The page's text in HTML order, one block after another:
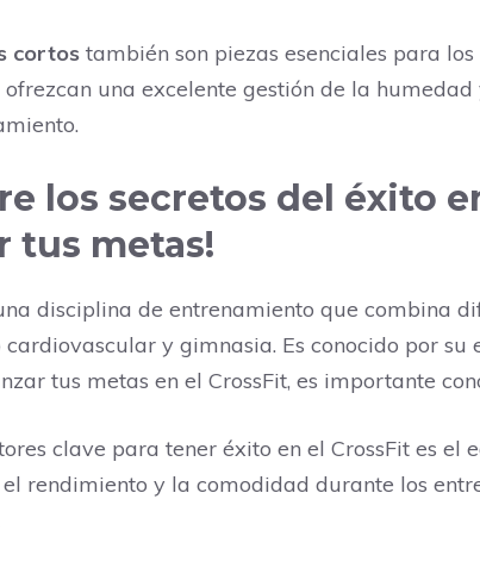
cortos también son piezas esenciales para
una excelente gestión de la
los secretos del éxito
tus metas!
disciplina de entrenamiento que combina
y gimnasia. Es conocido por
tus metas en el CrossFit, es importante
clave para tener éxito en el CrossFit es
rendimiento y la comodidad durante los